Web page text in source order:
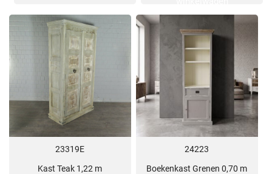
23319E
Kast Teak 1,22 m
24223
Boekenkast Grenen 0,70 m